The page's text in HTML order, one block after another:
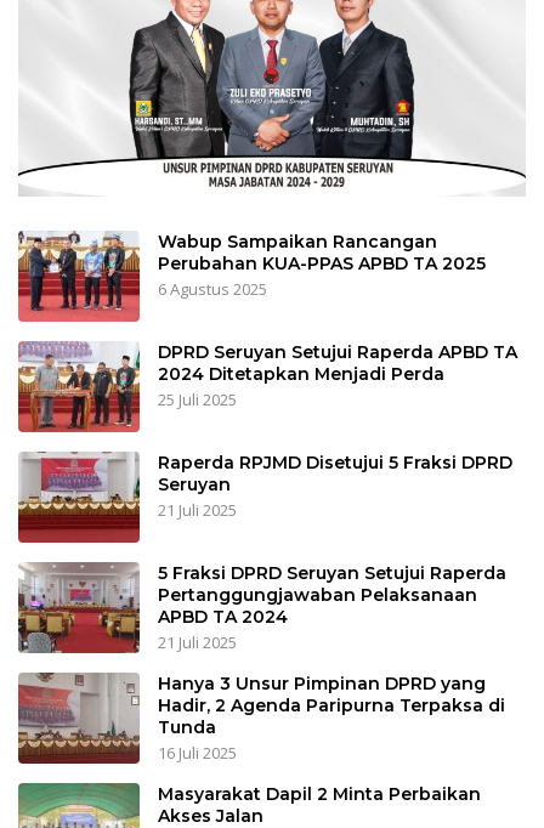
Wabup Sampaikan Rancangan
Perubahan KUA-PPAS APBD TA 2025
6 Agustus 2025
DPRD Seruyan Setujui Raperda APBD TA
2024 Ditetapkan Menjadi Perda
25 Juli 2025
Raperda RPJMD Disetujui 5 Fraksi DPRD
Seruyan
21 Juli 2025
5 Fraksi DPRD Seruyan Setujui Raperda
Pertanggungjawaban Pelaksanaan
APBD TA 2024
21 Juli 2025
Hanya 3 Unsur Pimpinan DPRD yang
Hadir, 2 Agenda Paripurna Terpaksa di
Tunda
16 Juli 2025
Masyarakat Dapil 2 Minta Perbaikan
Akses Jalan